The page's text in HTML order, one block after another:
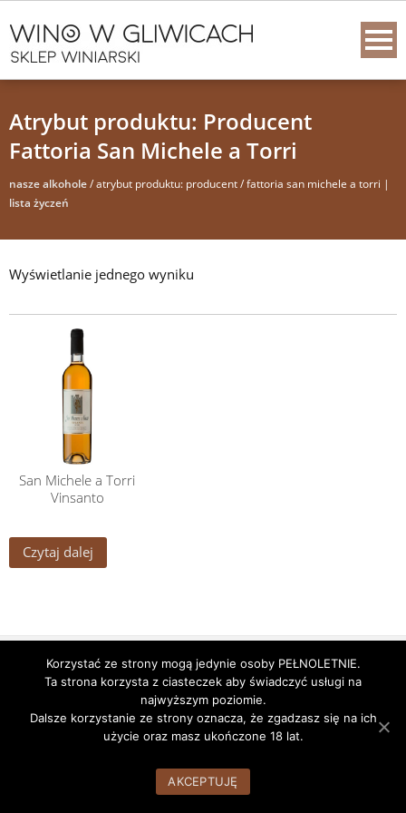
Atrybut produktu: Producent
Fattoria San Michele a Torri
nasze alkohole/ atrybut produktu: producent / fattoria san michele a torri |
lista życzeń
Wyświetlanie jednego wyniku
San Michele a Torri
Vinsanto
Czytaj dalej
Godziny pracy Nasze alkohole Nasz Zespół
WordPress Theme:AccessPress Rootby AccessPress Themes
Korzystać ze strony mogą jedynie osoby PEŁNOLETNIE.
Ta strona korzysta z ciasteczek aby świadczyć usługi na
najwyższym poziomie.
Dalsze korzystanie ze strony oznacza, że zgadzasz się na ich
użycie oraz masz ukończone 18 lat.
AKCEPTUJĘ